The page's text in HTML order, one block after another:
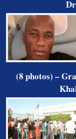
(8 photos) –